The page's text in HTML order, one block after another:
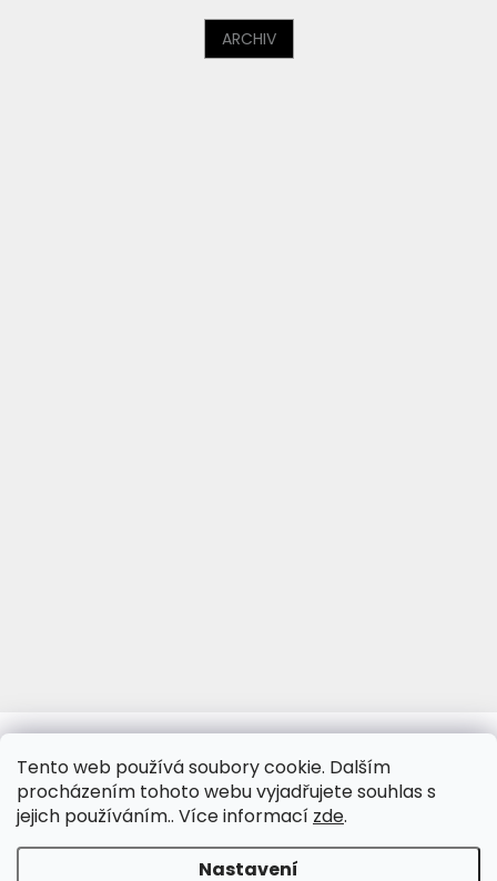
Tento web používá soubory cookie. Dalším
procházením tohoto webu vyjadřujete souhlas s
jejich používáním.. Více informací zde.
Nastavení
ARCHIV
www.viva-fotoporcelan.cz www.vivaporcelan.cz
Vytvořil Shoptet